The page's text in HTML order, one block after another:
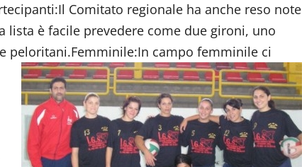
Comitato regionale ha anche reso note
lista è facile prevedere come due gironi, uno
peloritani.Femminile:In campo femminile ci